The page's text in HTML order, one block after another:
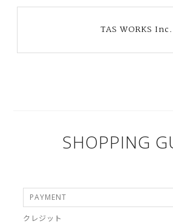
TAS WORKS Inc.
SHOPPING
PAYMENT
クレジット